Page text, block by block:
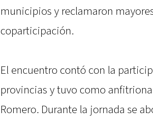
municipios y reclamaron
coparticipación.
El encuentro contó con la
provincias y tuvo como
Romero. Durante la jornada se